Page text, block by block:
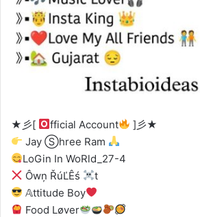
★彡[ fficial Account
]彡★
Jay Ⓢhree Ram
LoGin In WoRld_27-4
Ôwņ ŘúĽÊś
t
𝔸ttitude Boy
Food Løver